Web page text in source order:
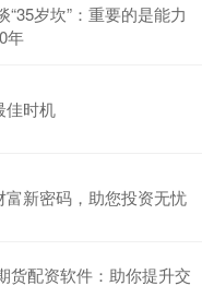
岁坎”：重要的是能力
年
佳时机
新密码，助您投资无忧
货配资软件：助你提升交